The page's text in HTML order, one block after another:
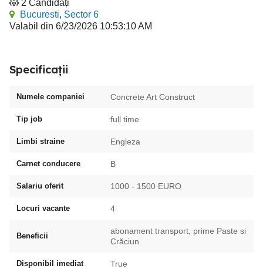
2 Candidați
Bucuresti, Sector 6
Valabil din 6/23/2026 10:53:10 AM
Specificații
Numele companiei Concrete Art Construct
Tip job full time
Limbi straine Engleza
Carnet conducere B
Salariu oferit 1000 - 1500 EURO
Locuri vacante 4
Beneficii
abonament transport, prime Paste si
Crăciun
Disponibil imediat True